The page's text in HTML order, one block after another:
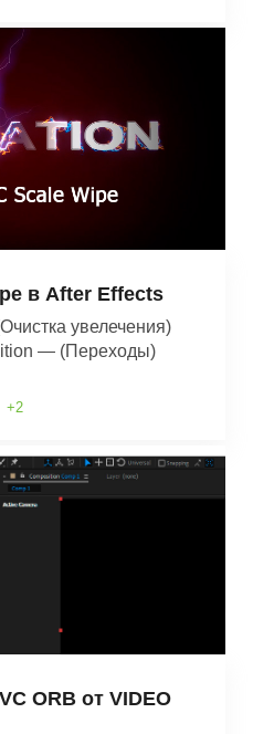
в After Effects
увелечения)
— (Переходы)
+2
ORB от VIDEO